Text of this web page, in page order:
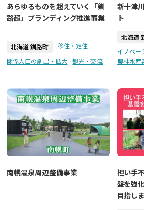
あらゆるものを超えていく「釧
路超」ブランディング推進事業
北海道 釧路町
移住・定住
関係人口の創出・拡大
観光・交流
新十津
ト
北海道
イノベー
農林水産
南幌温泉周辺整備事業
担い手
盤を強
目指し